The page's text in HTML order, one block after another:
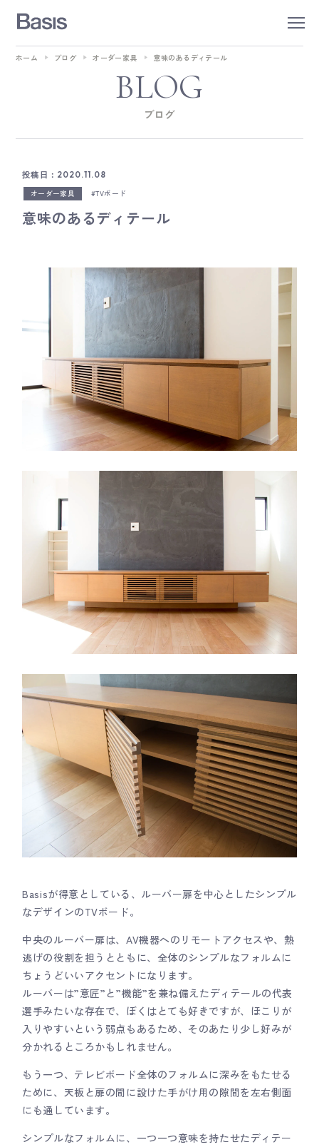
BLOG
ブログ
ホーム ブログ オーダー家具 意味のあるディテール
投稿日：2020.11.08
オーダー家具
TVボード
意味のあるディテール
Basisが得意としている、ルーバー扉を中心としたシンプル
なデザインのTVボード。
中央のルーバー扉は、AV機器へのリモートアクセスや、熱
逃げの役割を担うとともに、全体のシンプルなフォルムに
ちょうどいいアクセントになります。
ルーバーは”意匠”と”機能”を兼ね備えたディテールの代表
選手みたいな存在で、ぼくはとても好きですが、ほこりが
入りやすいという弱点もあるため、そのあたり少し好みが
分かれるところかもしれません。
もう一つ、テレビボード全体のフォルムに深みをもたせる
ために、天板と扉の間に設けた手がけ用の隙間を左右側面
にも通しています。
シンプルなフォルムに、一つ一つ意味を持たせたディテー